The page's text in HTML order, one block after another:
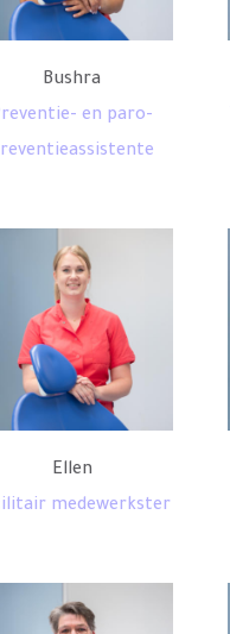
Bushra
en paro-
Ellen
medewerkster